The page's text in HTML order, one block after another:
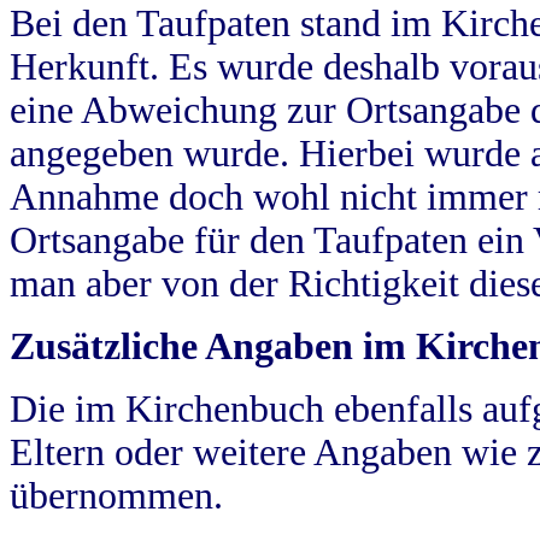
Bei den Taufpaten stand im
Herkunft. Es wurde deshalb
eine Abweichung zur
angegeben wurde. Hierbei wurde
Annahme doch wohl nicht
Ortsangabe für den Taufpaten
man aber von der Richtigkeit
Zusätzliche Angaben im
Die im Kirchenbuch ebenfalls
Eltern oder weitere Angaben wie
übernommen.